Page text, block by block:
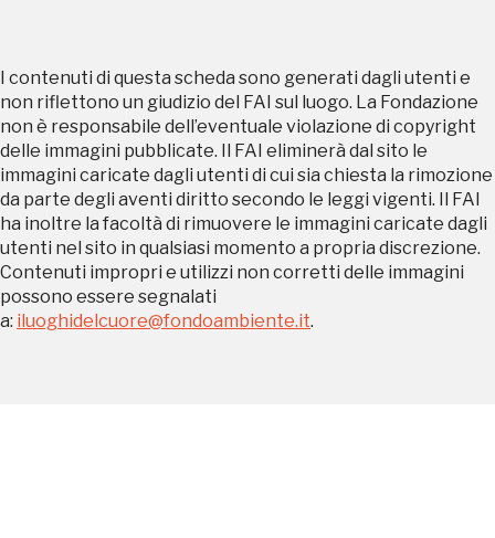
I contenuti di questa scheda sono generati dagli utenti e
non riflettono un giudizio del FAI sul luogo. La Fondazione
non è responsabile dell’eventuale violazione di copyright
delle immagini pubblicate. Il FAI eliminerà dal sito le
immagini caricate dagli utenti di cui sia chiesta la rimozione
da parte degli aventi diritto secondo le leggi vigenti. Il FAI
ha inoltre la facoltà di rimuovere le immagini caricate dagli
utenti nel sito in qualsiasi momento a propria discrezione.
Contenuti impropri e utilizzi non corretti delle immagini
possono essere segnalati
a: iluoghidelcuore@fondoambiente.it.
REGISTRATI
Regalati 365 giorni di arte e cultura nell'Italia
più bella, risparmiando.
ISCRIVITI AL FAI
Scopri tutte le opportunità riservate agli iscritti